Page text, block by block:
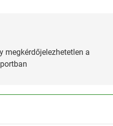
megkérdőjelezhetetlen a